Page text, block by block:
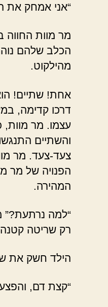
“אני אמחק את
מר מוות החווה
הכלב שלהם
מהילקוט.
אחת! שתיים!
דרכו קדימה,
עצמו. מר
והשתיים
צעד-צעד. מר
הפנויה של מר
המהירה.
“למה נרתעת?”
רק שריטה
הילד חשק את
“קצת דם,